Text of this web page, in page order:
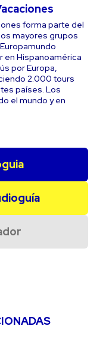
forma parte del
mayores grupos
en Hispanoamérica
por Europa,
2.000 tours
países. Los
el mundo y en